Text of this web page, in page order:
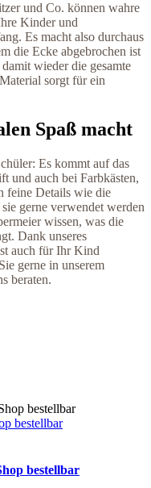
und Co. können wahre
Kinder und
Es macht also durchaus
die Ecke abgebrochen ist
wieder die gesamte
sorgt für ein
Spaß macht
Es kommt auf das
und auch bei Farbkästen,
feine Details wie die
gerne verwendet werden
wissen, was die
Dank unseres
auch für Ihr Kind
gerne in unserem
beraten.
bestellbar
bestellbar